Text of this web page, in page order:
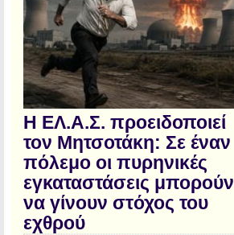
Η ΕΛ.Α.Σ. προειδοποιεί
τον Μητσοτάκη: Σε έναν
πόλεμο οι πυρηνικές
εγκαταστάσεις μπορούν
να γίνουν στόχος του
εχθρού